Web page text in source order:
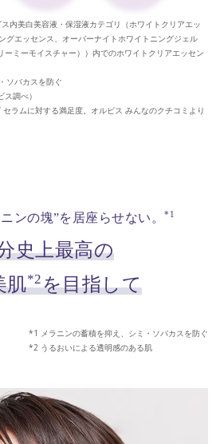
内美白美容液・保湿液カテゴリ（ホワイトクリアエッ
グエッセンス、オーバーナイトホワイトニングジェル
ーミーモイスチャー））内でのホワイトクリアエッセン
ソバカスを防ぐ
調べ）
ラムに対する満足度。オルビス みんなのクチコミより
ンの塊”を居座らせない。*1
史上最高の
肌*2を目指して
メラニンの蓄積を抑え、シミ・ソバカスを防ぐ
うるおいによる透明感のある肌